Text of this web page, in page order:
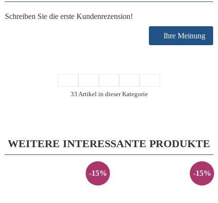
Schreiben Sie die erste Kundenrezension!
Ihre Meinung
33 Artikel in dieser Kategorie
WEITERE INTERESSANTE PRODUKTE
-15% -15%